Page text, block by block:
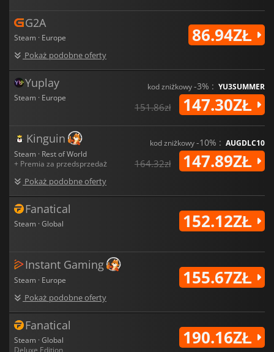
G2A
Steam · Europe
Pokaż podobne oferty
86.94ZŁ
Yuplay
Steam · Europe
kod zniżkowy-3% : YU3SUMMER
151.86zł 147.30ZŁ
Kinguin
Steam · Rest of World
+ Premia za przedsprzedaż
Pokaż podobne oferty
kod zniżkowy-10% : AUGDLC10
164.32zł 147.89ZŁ
Fanatical
Steam · Global 152.12ZŁ
Instant Gaming
Steam · Europe
Pokaż podobne oferty
155.67ZŁ
Fanatical
Steam · Global
Deluxe Edition
190.16ZŁ